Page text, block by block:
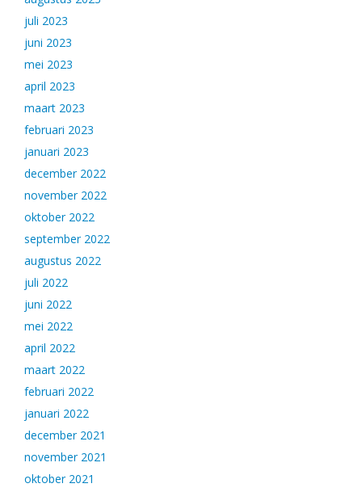
juli 2023
juni 2023
mei 2023
april 2023
maart 2023
februari 2023
januari 2023
december 2022
november 2022
oktober 2022
september 2022
augustus 2022
juli 2022
juni 2022
mei 2022
april 2022
maart 2022
februari 2022
januari 2022
december 2021
november 2021
oktober 2021